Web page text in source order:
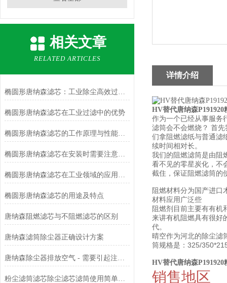
相关文章
RELATED ARTICLES
椭圆形唐纳森滤芯：工业除尘高效过滤的优选方案
椭圆形唐纳森滤芯在工业过滤中的优势
椭圆形唐纳森滤芯的工作原理与性能优势
椭圆形唐纳森滤芯在安装时需要注意哪些事项？
椭圆形唐纳森滤芯在工业领域的应用有哪些？
椭圆形唐纳森滤芯的用途及特点
唐纳森阻燃滤芯与不阻燃滤芯的区别
唐纳森滤筒除尘器正确设计方案
唐纳森除尘器排放空气 - 需要引起注意的 3 个原因
粉尘滤筒滤芯除尘滤芯滤筒使用简单方便
详情介绍
HV替代唐纳森
作为一个已经从事服务
滤筒会不会燃烧？ 首
们拿阻燃滤纸与普通滤
续时间相对长。
我们的阻燃滤筒是由阻
看不见的零星炭化，不
截住，保证阻燃滤筒的
阻燃材料分为国产进口
材料应用广泛些
阻燃剂目前主要有有机
来讲有机阻燃具有很好
代。
晴空作为河北的除尘滤
筒规格是：325/
HV替代唐纳森
销售地区